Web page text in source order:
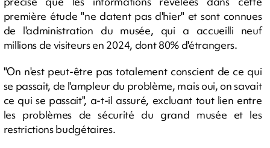
première étude "ne datent pas d'hier" et sont connues
de l'administration du musée, qui a accueilli neuf
millions de visiteurs en 2024, dont 80% d'étrangers.
"On n'est peut-être pas totalement conscient de ce qui
se passait, de l'ampleur du problème, mais oui, on savait
ce qui se passait", a-t-il assuré, excluant tout lien entre
les problèmes de sécurité du grand musée et les
restrictions budgétaires.